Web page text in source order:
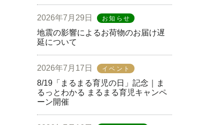
2026年7月29日 お知らせ
地震の影響によるお荷物のお届け遅
延について
2026年7月17日 イベント
8/19「まるまる育児の日」記念｜ま
るっとわかる まるまる育児キャンペ
ーン開催